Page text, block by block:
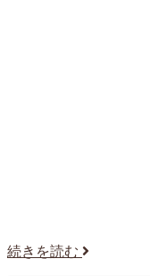
続きを読む